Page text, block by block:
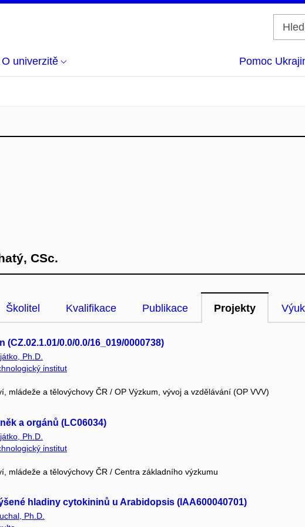
O univerzitě Pomoc
CSc.
Školitel Kvalifikace Publikace Projekty
0.0/0.0/16_019/0000738)
Ph.D.
institut
mládeže a tělovýchovy ČR / OP Výzkum, vývoj a vzdělávání (OP VVV)
a orgánů (LC06034)
Ph.D.
institut
mládeže a tělovýchovy ČR / Centra základního výzkumu
hladiny cytokininů u Arabidopsis (IAA600040701)
Ph.D.